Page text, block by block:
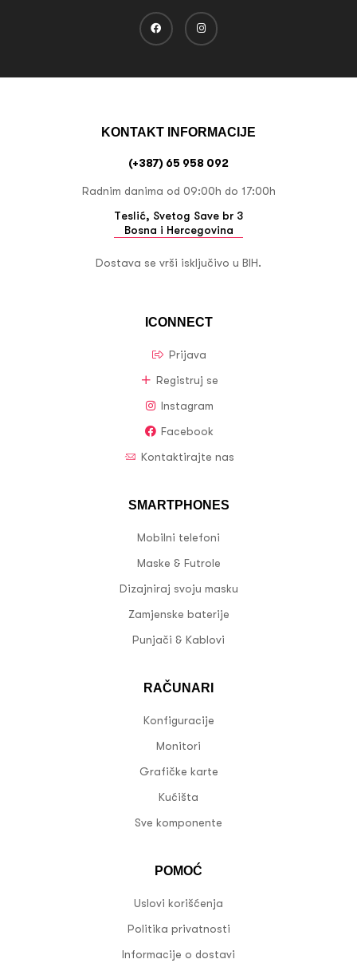
ICONNECT
Prijava
Registruj se
Instagram
Facebook
Kontaktirajte nas
SMARTPHONES
Mobilni telefoni
Maske & Futrole
Dizajniraj svoju masku
Zamjenske baterije
Punjači & Kablovi
RAČUNARI
Konfiguracije
Monitori
Grafičke karte
Kućišta
Sve komponente
POMOĆ
Uslovi korišćenja
Politika privatnosti
Informacije o dostavi
KONTAKT INFORMACIJE
(+387) 65 958 092
Radnim danima od 09:00h do 17:00h
Teslić, Svetog Save br 3
Bosna i Hercegovina
Dostava se vrši isključivo u BIH.